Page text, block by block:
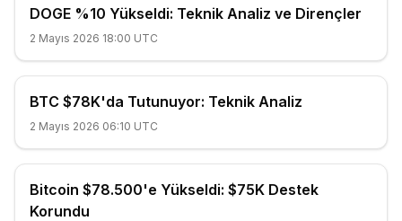
DOGE %10 Yükseldi: Teknik Analiz ve Dirençler
2 Mayıs 2026 18:00 UTC
BTC $78K'da Tutunuyor: Teknik Analiz
2 Mayıs 2026 06:10 UTC
Bitcoin $78.500'e Yükseldi: $75K Destek
Korundu